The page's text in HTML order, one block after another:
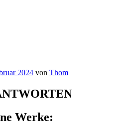
2024 von Thom
Werke: